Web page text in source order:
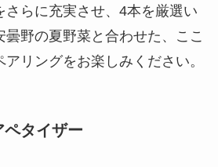
さらに充実させ、4本を厳選い
野の夏野菜と合わせた、ここ
リングをお楽しみください。
ペタイザー